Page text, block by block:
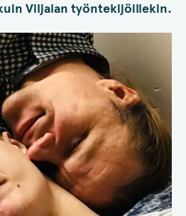
Viljalan työntekijöillekin.